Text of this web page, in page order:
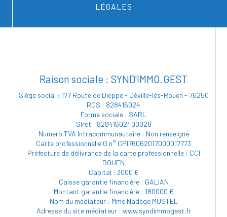
LÉGALES
Raison sociale : SYND'IMMO.GEST
Siège social : 177 Route de Dieppe - Déville-lès-Rouen - 76250
RCS : 828416024
Forme sociale : SARL
Siret : 82841602400028
Numero TVA Intracommunautaire : Non renseigné
Carte professionnelle G n° CPI76062017000017773
Préfecture de délivrance de la carte professionnelle : CCI
ROUEN
Capital : 3000 €
Caisse garantie financière : GALIAN
Montant garantie financière : 180000 €
Nom du médiateur : Mme Nadège MUSTEL
Adresse du site médiateur : www.syndimmogest.fr